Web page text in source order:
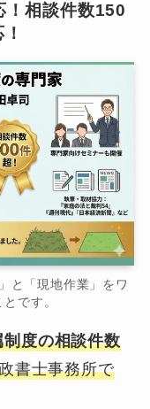
！相談件数150
と「現地作業」をワ
です。
度の相談件数
書士事務所で